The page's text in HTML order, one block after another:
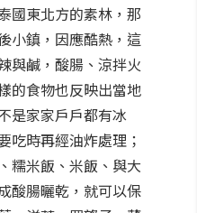
國東北方的素林，那
小鎮，因應酷熱，這
與鹹，酸腸、涼拌火
的食物也反映出當地
是家家戶戶都有冰
吃時再經油炸處理；
糯米飯、米飯、與大
酸腸曬乾，就可以保